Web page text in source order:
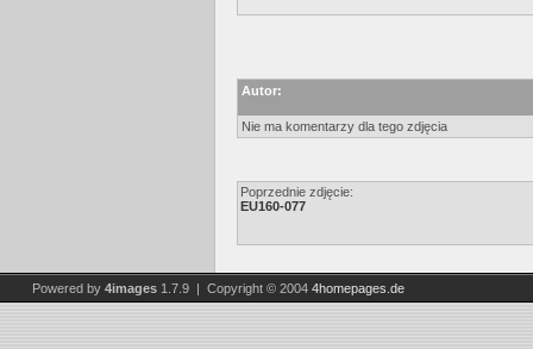
Autor:
Nie ma komentarzy dla tego zdjęcia
Poprzednie zdjęcie:
EU160-077
Powered by 4images 1.7.9 | Copyright © 2004 4homepages.de